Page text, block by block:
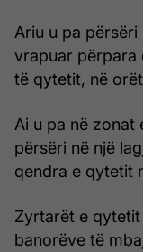
Ariu u pa
vrapuar përpara
të qytetit, në
Ai u pa në zonat
përsëri në një
qendra e qytetit
Zyrtarët e
banorëve të